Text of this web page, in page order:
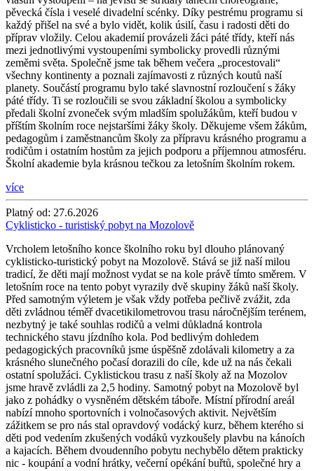
pěvecká čísla i veselé divadelní scénky. Díky pestrému programu si
každý přišel na své a bylo vidět, kolik úsilí, času i radosti děti do
příprav vložily. Celou akademií provázeli žáci páté třídy, kteří nás
mezi jednotlivými vystoupeními symbolicky provedli různými
zeměmi světa. Společně jsme tak během večera „procestovali“
všechny kontinenty a poznali zajímavosti z různých koutů naší
planety. Součástí programu bylo také slavnostní rozloučení s žáky
páté třídy. Ti se rozloučili se svou základní školou a symbolicky
předali školní zvoneček svým mladším spolužákům, kteří budou v
příštím školním roce nejstaršími žáky školy. Děkujeme všem žákům,
pedagogům i zaměstnancům školy za přípravu krásného programu a
rodičům i ostatním hostům za jejich podporu a příjemnou atmosféru.
Školní akademie byla krásnou tečkou za letošním školním rokem.
více
Platný od: 27.6.2026
Cyklisticko - turistiský pobyt na Mozolově
Vrcholem letošního konce školního roku byl dlouho plánovaný
cyklisticko-turistický pobyt na Mozolově. Stává se již naší milou
tradicí, že děti mají možnost vydat se na kole právě tímto směrem. V
letošním roce na tento pobyt vyrazily dvě skupiny žáků naší školy.
Před samotným výletem je však vždy potřeba pečlivě zvážit, zda
děti zvládnou téměř dvacetikilometrovou trasu náročnějším terénem,
nezbytný je také souhlas rodičů a velmi důkladná kontrola
technického stavu jízdního kola. Pod bedlivým dohledem
pedagogických pracovníků jsme úspěšně zdolávali kilometry a za
krásného slunečného počasí dorazili do cíle, kde už na nás čekali
ostatní spolužáci. Cyklistickou trasu z naší školy až na Mozolov
jsme hravě zvládli za 2,5 hodiny. Samotný pobyt na Mozolově byl
jako z pohádky o vysněném dětském táboře. Místní přírodní areál
nabízí mnoho sportovních i volnočasových aktivit. Největším
zážitkem se pro nás stal opravdový vodácký kurz, během kterého si
děti pod vedením zkušených vodáků vyzkoušely plavbu na kánoích
a kajacích. Během dvoudenního pobytu nechybělo dětem prakticky
nic - koupání a vodní hrátky, večerní opékání buřtů, společné hry a